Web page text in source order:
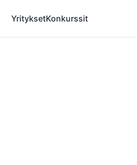
YrityksetKonkurssit